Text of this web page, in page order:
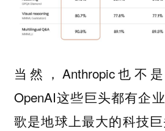
当然，Anthropic也不
OpenAI这些巨头都有企
歌是地球上最大的科技